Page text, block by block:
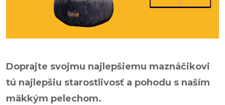
Doprajte svojmu najlepšiemu maznáčikovi
tú najlepšiu starostlivosť a pohodu s naším
mäkkým pelechom.